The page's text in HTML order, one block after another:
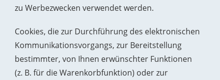
zu Werbezwecken verwendet werden.
Cookies, die zur Durchführung des elektronischen
Kommunikationsvorgangs, zur Bereitstellung
bestimmter, von Ihnen erwünschter Funktionen
(z. B. für die Warenkorbfunktion) oder zur